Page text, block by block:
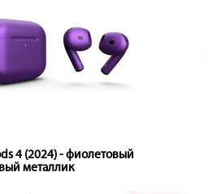
4 (2024) - фиолетовый
металлик